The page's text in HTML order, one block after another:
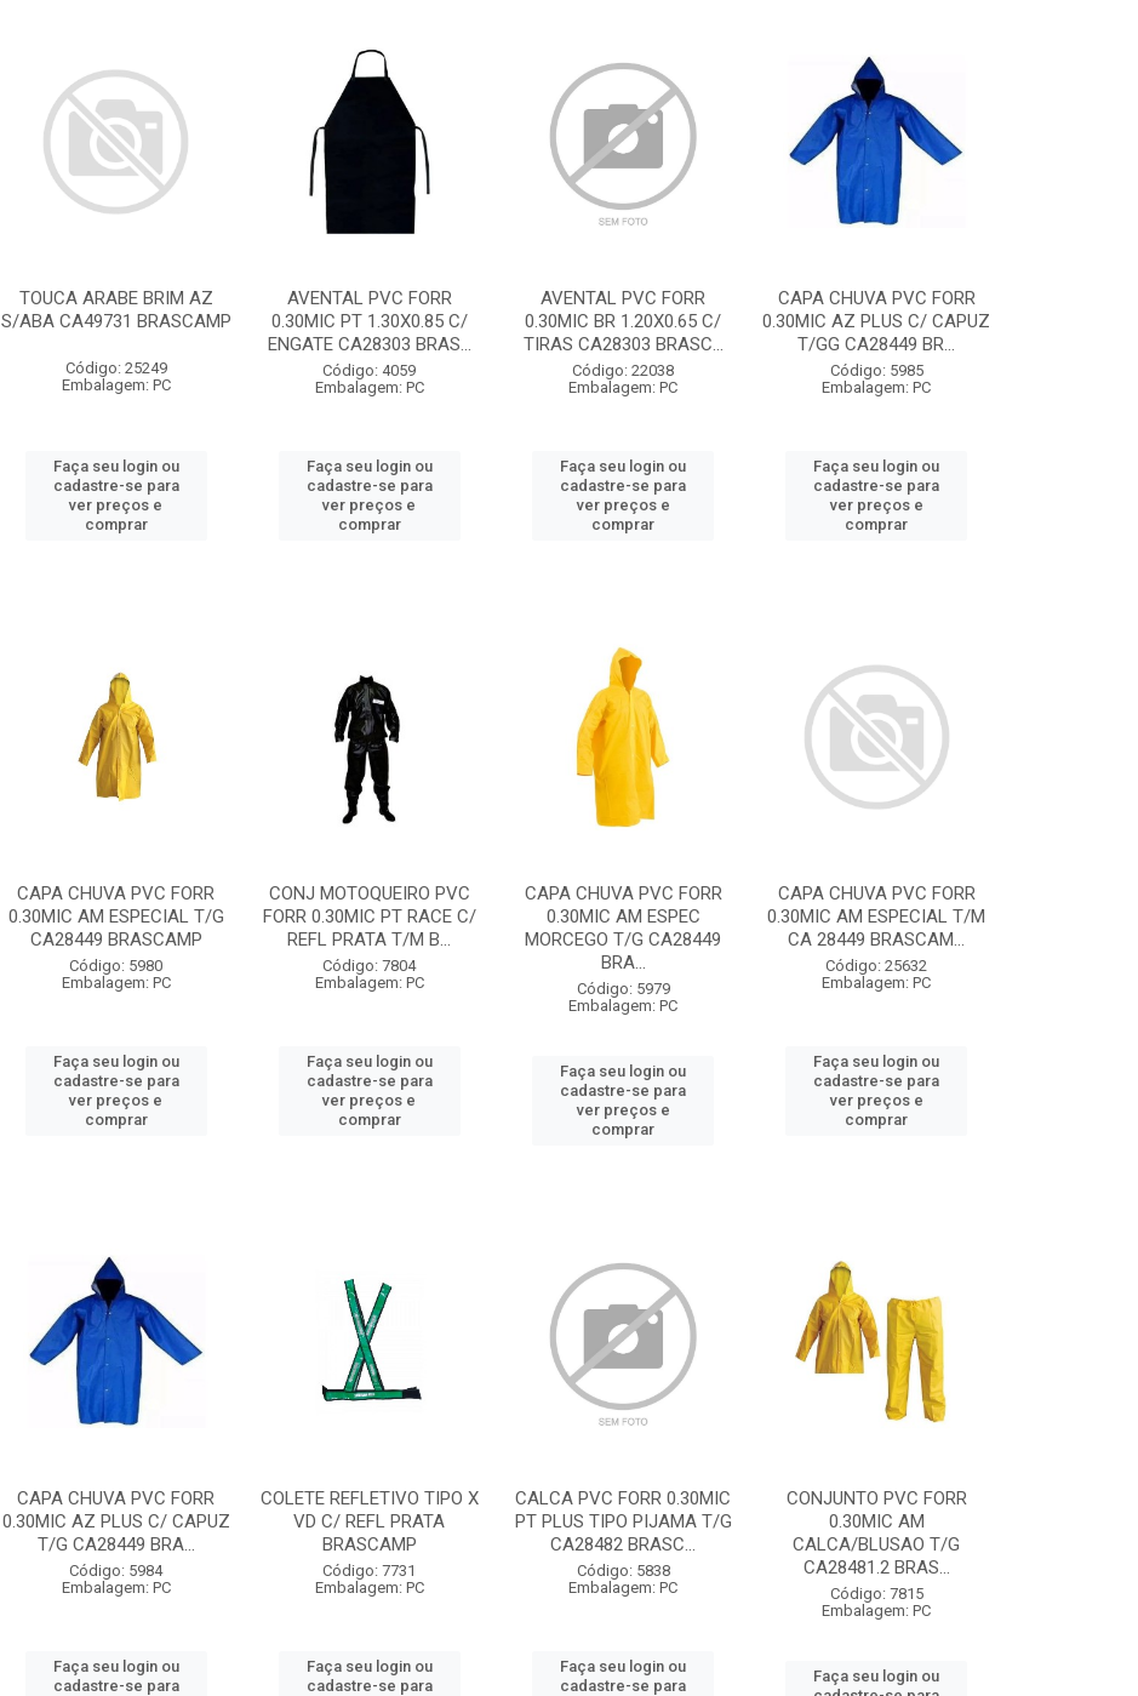
TOUCA ARABE BRIM AZ
S/ABA CA49731 BRASCAMP
Código: 25249
Embalagem: PC
Faça seu login ou
cadastre-se para
ver preços e
comprar
AVENTAL PVC FORR
0.30MIC PT 1.30X0.85 C/
ENGATE CA28303 BRAS...
Código: 4059
Embalagem: PC
Faça seu login ou
cadastre-se para
ver preços e
comprar
AVENTAL PVC FORR
0.30MIC BR 1.20X0.65 C/
TIRAS CA28303 BRASC...
Código: 22038
Embalagem: PC
Faça seu login ou
cadastre-se para
ver preços e
comprar
CAPA CHUVA PVC FORR
0.30MIC AZ PLUS C/ CAPUZ
T/GG CA28449 BR...
Código: 5985
Embalagem: PC
Faça seu login ou
cadastre-se para
ver preços e
comprar
CAPA CHUVA PVC FORR
0.30MIC AM ESPECIAL T/G
CA28449 BRASCAMP
Código: 5980
Embalagem: PC
Faça seu login ou
cadastre-se para
ver preços e
comprar
CONJ MOTOQUEIRO PVC
FORR 0.30MIC PT RACE C/
REFL PRATA T/M B...
Código: 7804
Embalagem: PC
Faça seu login ou
cadastre-se para
ver preços e
comprar
CAPA CHUVA PVC FORR
0.30MIC AM ESPEC
MORCEGO T/G CA28449
BRA...
Código: 5979
Embalagem: PC
Faça seu login ou
cadastre-se para
ver preços e
comprar
CAPA CHUVA PVC FORR
0.30MIC AM ESPECIAL T/M
CA 28449 BRASCAM...
Código: 25632
Embalagem: PC
Faça seu login ou
cadastre-se para
ver preços e
comprar
CAPA CHUVA PVC FORR
0.30MIC AZ PLUS C/ CAPUZ
T/G CA28449 BRA...
Código: 5984
Embalagem: PC
Faça seu login ou
cadastre-se para
COLETE REFLETIVO TIPO X
VD C/ REFL PRATA
BRASCAMP
Código: 7731
Embalagem: PC
Faça seu login ou
cadastre-se para
CALCA PVC FORR 0.30MIC
PT PLUS TIPO PIJAMA T/G
CA28482 BRASC...
Código: 5838
Embalagem: PC
Faça seu login ou
cadastre-se para
CONJUNTO PVC FORR
0.30MIC AM
CALCA/BLUSAO T/G
CA28481.2 BRAS...
Código: 7815
Embalagem: PC
Faça seu login ou